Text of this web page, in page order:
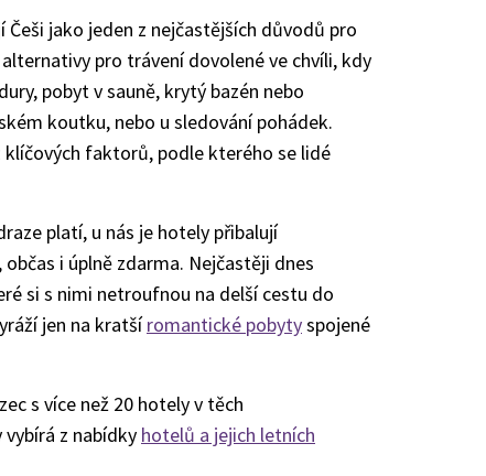
jako jeden z nejčastějších důvodů pro
pro trávení dovolené ve chvíli, kdy
pobyt v sauně, krytý bazén nebo
koutku, nebo u sledování pohádek.
klíčových faktorů, podle kterého se lidé
platí, u nás je hotely přibalují
i úplně zdarma. Nejčastěji dnes
si s nimi netroufnou na delší cestu do
jen na kratšíromantické pobytyspojené
s více než 20 hotely v těch
z nabídky hotelů a jejich letních